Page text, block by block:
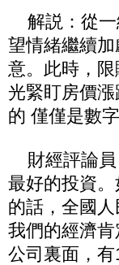
解説：從一
望情緒繼續
意。此時，
光緊盯房價
的 僅僅是數
財經評論員
最好的投資
的話，全國
我們的經濟
公司裏面，